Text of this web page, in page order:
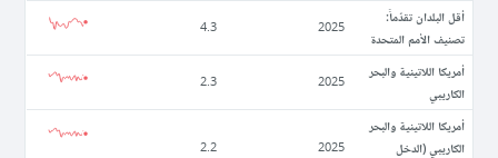
أقل البلدان تقدّماً:
تصنيف الأمم المتحدة
2025
4.3
أمريكا اللاتينية والبحر
الكاريبي
2025
2.3
أمريكا اللاتينية والبحر
الكاريبي (الدخل
2025
2.2